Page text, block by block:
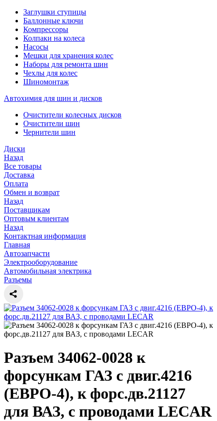
Заглушки ступицы
Баллонные ключи
Компрессоры
Колпаки на колеса
Насосы
Мешки для хранения колес
Наборы для ремонта шин
Чехлы для колес
Шиномонтаж
Автохимия для шин и дисков
Очистители колесных дисков
Очистители шин
Чернители шин
Диски
Назад
Все товары
Доставка
Оплата
Обмен и возврат
Назад
Поставщикам
Оптовым клиентам
Назад
Контактная информация
Главная
Автозапчасти
Электрооборудование
Автомобильная электрика
Разъемы
Разъем 34062-0028 к
форсункам ГАЗ с двиг.4216
(ЕВРО-4), к форс.дв.21127
для ВАЗ, с проводами LECAR